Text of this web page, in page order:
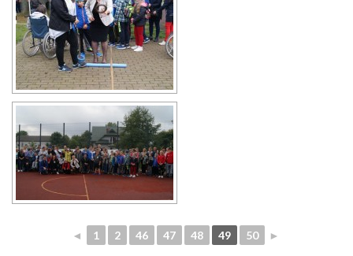
◄ 1 2 46 47 48 49 50 ►